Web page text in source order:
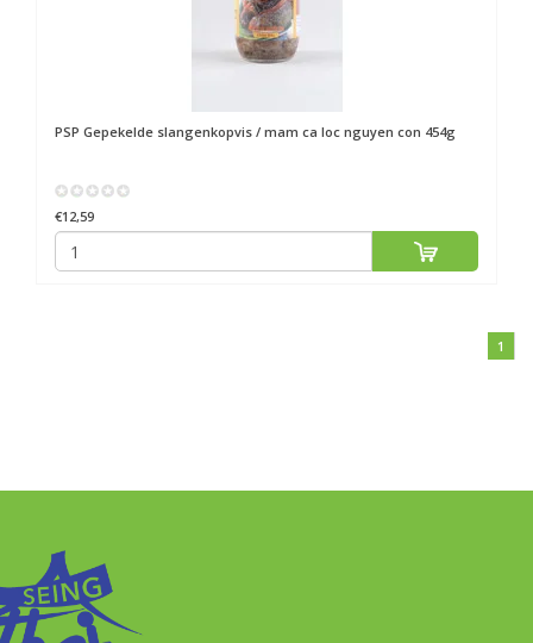
PSP Gepekelde slangenkopvis / mam ca loc nguyen con 454g
€12,59
1